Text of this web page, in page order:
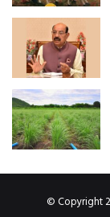
© Copyright